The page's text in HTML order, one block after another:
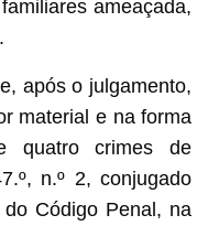
ameaçada,
após o julgamento,
material e na forma
quatro crimes de
n.º 2, conjugado
Código Penal, na